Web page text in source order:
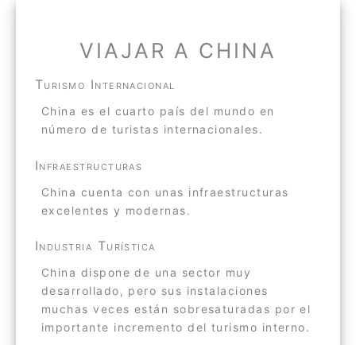
VIAJAR A CHINA
Turismo Internacional
China es el cuarto país del mundo en
número de turistas internacionales.
Infraestructuras
China cuenta con unas infraestructuras
excelentes y modernas.
Industria Turística
China dispone de una sector muy
desarrollado, pero sus instalaciones
muchas veces están sobresaturadas por el
importante incremento del turismo interno.